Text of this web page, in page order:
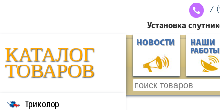
7
Установка
КАТАЛОГ
ТОВАРОВ
НОВОСТИ НАШИ
РАБОТЫ
Триколор